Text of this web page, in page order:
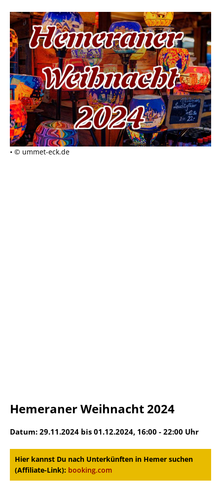
• © ummet-eck.de
Hemeraner Weihnacht 2024
Datum: 29.11.2024 bis 01.12.2024, 16:00 - 22:00 Uhr
Hier kannst Du nach Unterkünften in Hemer suchen
(Affiliate-Link): booking.com